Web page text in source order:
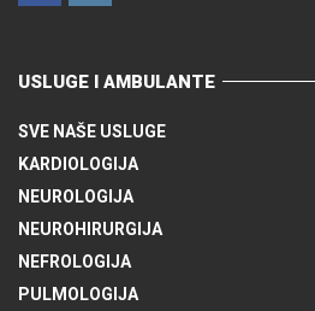
USLUGE I AMBULANTE
SVE NAŠE USLUGE
KARDIOLOGIJA
NEUROLOGIJA
NEUROHIRURGIJA
NEFROLOGIJA
PULMOLOGIJA